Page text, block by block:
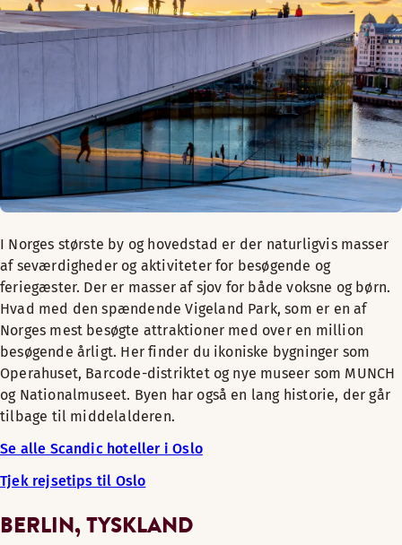
I Norges største by og hovedstad er der naturligvis masser
af seværdigheder og aktiviteter for besøgende og
feriegæster. Der er masser af sjov for både voksne og børn.
Hvad med den spændende Vigeland Park, som er en af
Norges mest besøgte attraktioner med over en million
besøgende årligt. Her finder du ikoniske bygninger som
Operahuset, Barcode-distriktet og nye museer som MUNCH
og Nationalmuseet. Byen har også en lang historie, der går
tilbage til middelalderen.
Se alle Scandic hoteller i Oslo
Tjek rejsetips til Oslo
BERLIN, TYSKLAND